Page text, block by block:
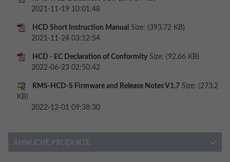
2021-11-19 10:01:48
HCD Short Instruction Manual Size: (393.72 KB)
2021-11-24 03:12:54
HCD - EC Declaration of Conformity Size: (92.66 KB)
2022-06-23 02:50:42
RMS-HCD-S Firmware and Release Notes V1.7 Size: (273.2
KB)
2022-12-01 09:38:30
ÄHNLICHE PRODUKTE